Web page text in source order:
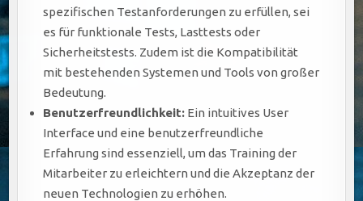
spezifischen Testanforderungen zu erfüllen, sei
es für funktionale Tests, Lasttests oder
Sicherheitstests. Zudem ist die Kompatibilität
mit bestehenden Systemen und Tools von großer
Bedeutung.
Benutzerfreundlichkeit: Ein intuitives User
Interface und eine benutzerfreundliche
Erfahrung sind essenziell, um das Training der
Mitarbeiter zu erleichtern und die Akzeptanz der
neuen Technologien zu erhöhen.